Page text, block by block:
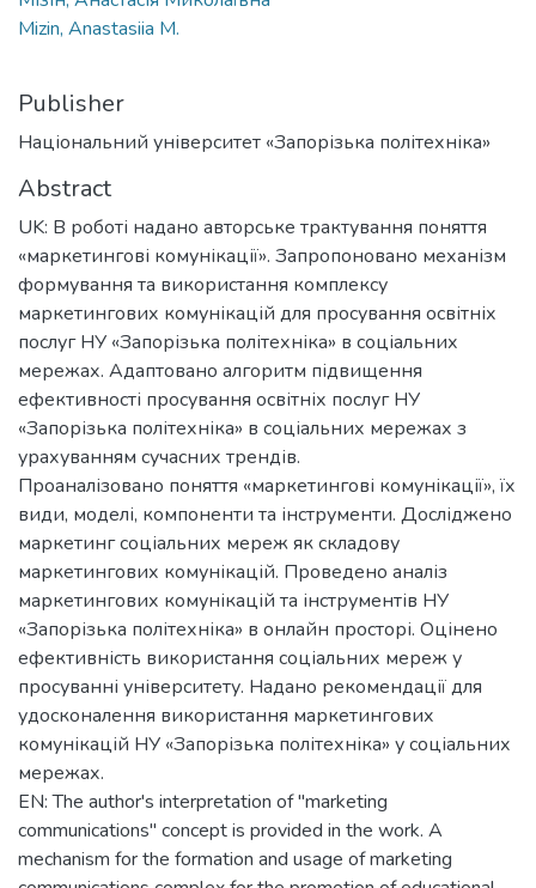
Mizin, Anastasiia M.
Publisher
Національний університет «Запорізька політехніка»
Abstract
UK: В роботі надано авторське трактування поняття
«маркетингові комунікації». Запропоновано механізм
формування та використання комплексу
маркетингових комунікацій для просування освітніх
послуг НУ «Запорізька політехніка» в соціальних
мережах. Адаптовано алгоритм підвищення
ефективності просування освітніх послуг НУ
«Запорізька політехніка» в соціальних мережах з
урахуванням сучасних трендів.
Проаналізовано поняття «маркетингові комунікації», їх
види, моделі, компоненти та інструменти. Досліджено
маркетинг соціальних мереж як складову
маркетингових комунікацій. Проведено аналіз
маркетингових комунікацій та інструментів НУ
«Запорізька політехніка» в онлайн просторі. Оцінено
ефективність використання соціальних мереж у
просуванні університету. Надано рекомендації для
удосконалення використання маркетингових
комунікацій НУ «Запорізька політехніка» у соціальних
мережах.
EN: The author's interpretation of "marketing
communications" concept is provided in the work. A
mechanism for the formation and usage of marketing